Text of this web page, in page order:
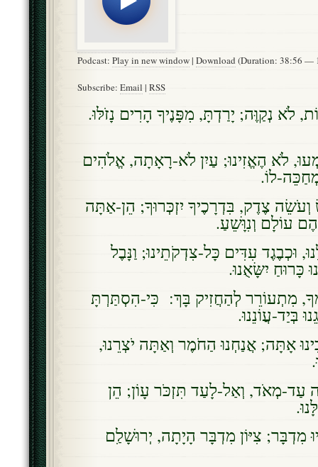
Podcast: Play in new window| Download (Duration: 38:56 —
Subscribe: Email | RSS
לֹא נְקַוֶּה; יָרַדְתָּ, מִפָּנֶיךָ הָרִים נָזֹלּוּ.
לֹא הֶאֱזִינוּ; עַיִן לֹא-רָאָתָה, אֱלֹהִים
לוֹ.
צֶדֶק, בִּדְרָכֶיךָ יִזְכְּרוּךָ; הֵן-אַתָּה
עוֹלָם וְנִוָּשֵׁעַ.
וּכְבֶגֶד עִדִּים כָּל-צִדְקֹתֵינוּ; וַנָּבֶל
כָּרוּחַ יִשָּׂאֻנוּ.
מִתְעוֹרֵר לְהַחֲזִיק בָּךְ: כִּי-הִסְתַּרְתָּ
בְּיַד-עֲו‍ֹנֵנוּ.
אָתָּה; אֲנַחְנוּ הַחֹמֶר וְאַתָּה יֹצְרֵנוּ,
עַד-מְאֹד, וְאַל-לָעַד תִּזְכֹּר עָו‍ֹן; הֵן
מִדְבָּר; צִיּוֹן מִדְבָּר הָיָתָה, יְרוּשָׁלִַם